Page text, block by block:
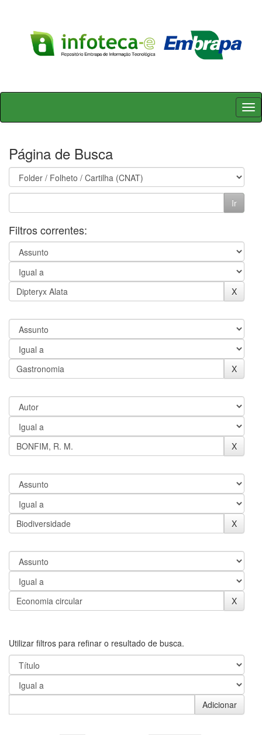
Skip
Página de Busca
Filtros correntes:
Utilizar filtros para refinar o resultado de busca.